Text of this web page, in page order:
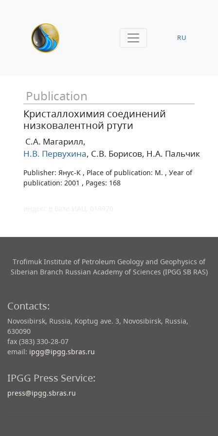
RU
Publication
Кристаллохимия соединений
низковалентной ртути
С.А. Магарилл,
Н.В. Первухина, С.В. Борисов, Н.А. Пальчик
Publisher: Янус-К , Place of publication: М. , Уear of
publication: 2001 , Pages: 168
Trofimuk Institute of Petroleum Geology and Geophysics​ of
Siberian Branch Russian Academy of Sciences (IPGG SB RAS)
Contacts:
Novosibirsk, Russia, Koptug ave. 3, Novosibirsk, Russia,
630090
fax (383) 330-28-07
email: ipgg@ipgg.sbras.ru
IPGG Press Service:
press@ipgg.sbras.ru